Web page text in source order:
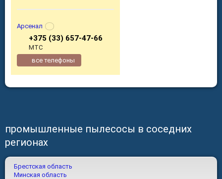
Арсенал
+375 (33) 657-47-66
МТС
все телефоны
промышленные пылесосы в соседних
регионах
Брестская область
Минская область